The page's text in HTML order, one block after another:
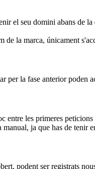
el seu domini abans de
la marca, únicament
per la fase anterior poden
les primeres
ja que has de tenir
podent ser registrats